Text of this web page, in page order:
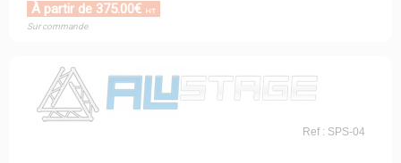
À partir de 375.00€ HT
Sur commande
Ref : SPS-04